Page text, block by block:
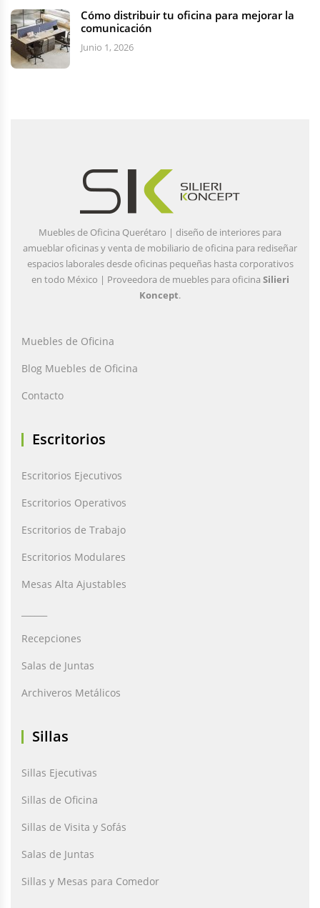
Cómo distribuir tu oficina para mejorar la
comunicación
Junio 1, 2026
Muebles de Oficina Querétaro | diseño de interiores para
amueblar oficinas y venta de mobiliario de oficina para rediseñar
espacios laborales desde oficinas pequeñas hasta corporativos
en todo México | Proveedora de muebles para oficina Silieri
Koncept.
Muebles de Oficina
Blog Muebles de Oficina
Contacto
Escritorios
Escritorios Ejecutivos
Escritorios Operativos
Escritorios de Trabajo
Escritorios Modulares
Mesas Alta Ajustables
Recepciones
Salas de Juntas
Archiveros Metálicos
Sillas
Sillas Ejecutivas
Sillas de Oficina
Sillas de Visita y Sofás
Salas de Juntas
Sillas y Mesas para Comedor